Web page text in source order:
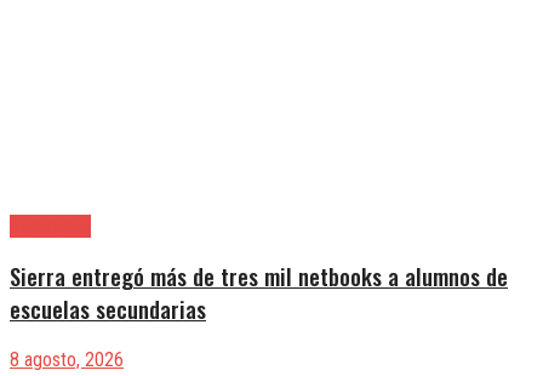
Sierra entregó más de tres mil netbooks a alumnos de
escuelas secundarias
8 agosto, 2026